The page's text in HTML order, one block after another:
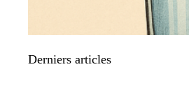
Derniers articles